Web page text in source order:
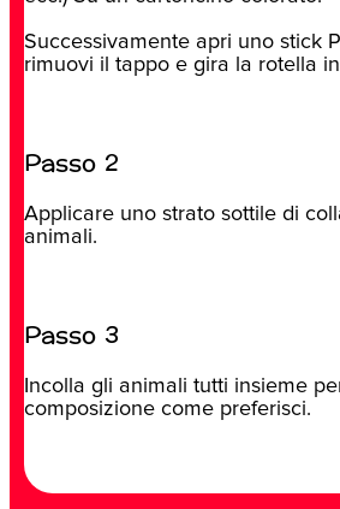
Successivamente apri uno stick
rimuovi il tappo e gira la rotella
Passo 2
Applicare uno strato sottile di
animali.
Passo 3
Incolla gli animali tutti insieme
composizione come preferisci.